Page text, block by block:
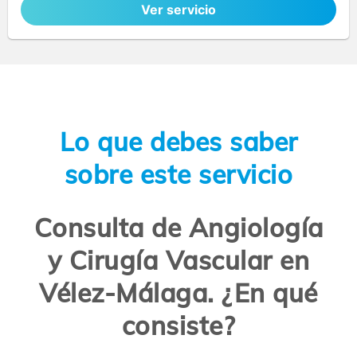
Ver servicio
Lo que debes saber
sobre este servicio
Consulta de Angiología
y Cirugía Vascular en
Vélez-Málaga. ¿En qué
consiste?